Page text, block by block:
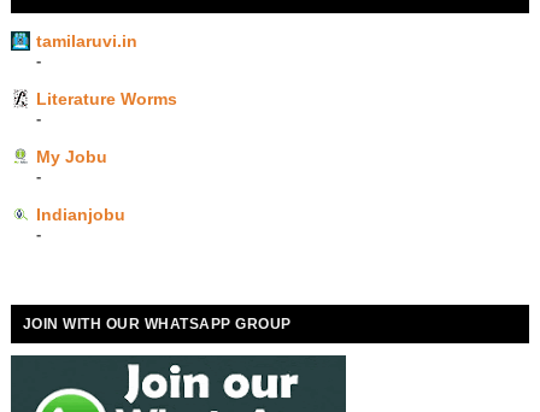
tamilaruvi.in
-
Literature Worms
-
My Jobu
-
Indianjobu
-
JOIN WITH OUR WHATSAPP GROUP